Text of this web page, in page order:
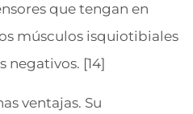
que tengan en
músculos isquiotibiales
negativos. [14]
ventajas. Su